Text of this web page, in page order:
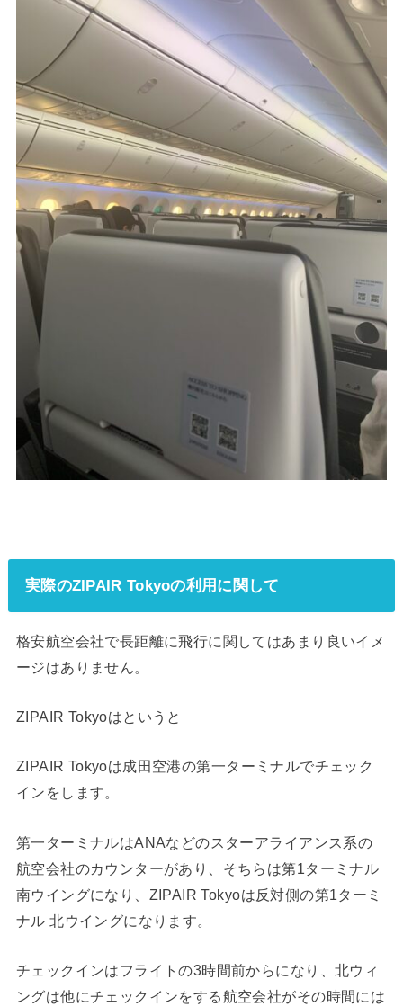
実際のZIPAIR Tokyoの利用に関して
格安航空会社で長距離に飛行に関してはあまり良いイメ
ージはありません。
ZIPAIR Tokyoはというと
ZIPAIR Tokyoは成田空港の第一ターミナルでチェック
インをします。
第一ターミナルはANAなどのスターアライアンス系の
航空会社のカウンターがあり、そちらは第1ターミナル
南ウイングになり、ZIPAIR Tokyoは反対側の第1ターミ
ナル 北ウイングになります。
チェックインはフライトの3時間前からになり、北ウィ
ングは他にチェックインをする航空会社がその時間には